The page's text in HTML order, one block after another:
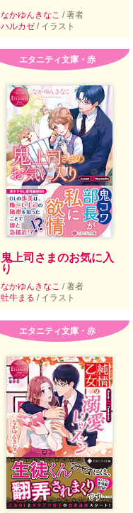
なかゆんきなこ / 著者
ハルカゼ / イラスト
エタニティ文庫・赤
鬼上司さまのお気に入
り
なかゆんきなこ / 著者
牡牛まる / イラスト
エタニティ文庫・赤